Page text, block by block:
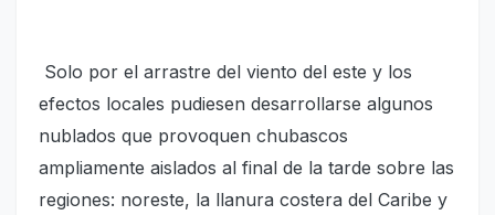
Solo por el arrastre del viento del este y los
efectos locales pudiesen desarrollarse algunos
nublados que provoquen chubascos
ampliamente aislados al final de la tarde sobre las
regiones: noreste, la llanura costera del Caribe y